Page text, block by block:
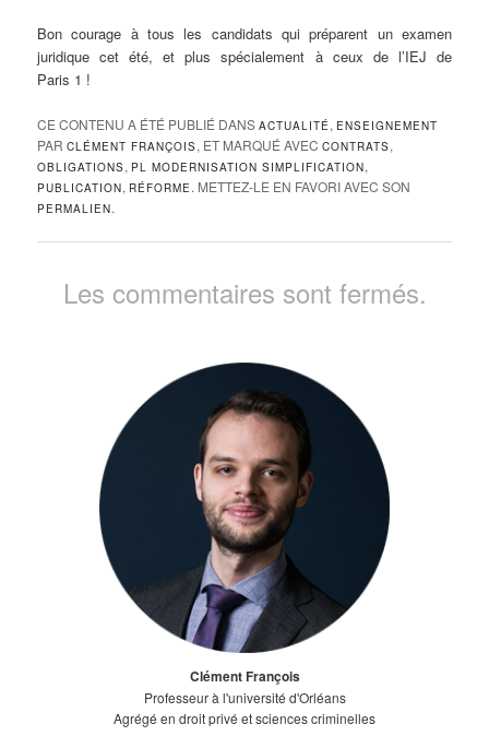
Bon courage à tous les candidats qui préparent un examen
juridique cet été, et plus spécialement à ceux de l’IEJ de
Paris 1 !
CE CONTENU A ÉTÉ PUBLIÉ DANSACTUALITÉ ,ENSEIGNEMENT
PARCLÉMENT FRANÇOIS, ET MARQUÉ AVECCONTRATS,
OBLIGATIONS, PL MODERNISATION SIMPLIFICATION,
PUBLICATION, RÉFORME . METTEZ-LE EN FAVORI AVEC SON
PERMALIEN.
Les commentaires sont fermés.
Clément François
Professeur à l'université d'Orléans
Agrégé en droit privé et sciences criminelles